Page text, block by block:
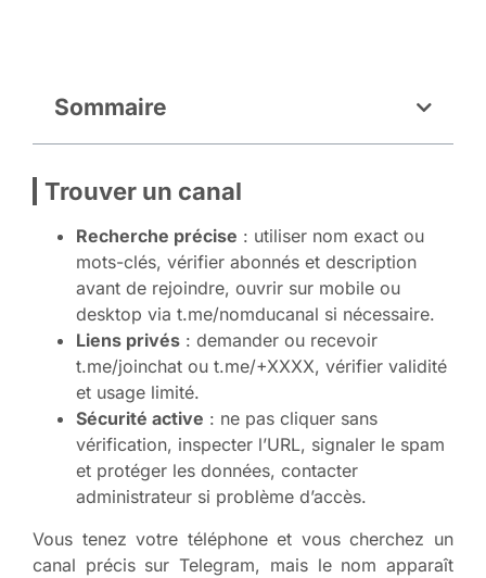
Sommaire
Trouver un canal
Recherche précise : utiliser nom exact ou
mots-clés, vérifier abonnés et description
avant de rejoindre, ouvrir sur mobile ou
desktop via t.me/nomducanal si nécessaire.
Liens privés : demander ou recevoir
t.me/joinchat ou t.me/+XXXX, vérifier validité
et usage limité.
Sécurité active : ne pas cliquer sans
vérification, inspecter l’URL, signaler le spam
et protéger les données, contacter
administrateur si problème d’accès.
Vous tenez votre téléphone et vous cherchez un
canal précis sur Telegram, mais le nom apparaît